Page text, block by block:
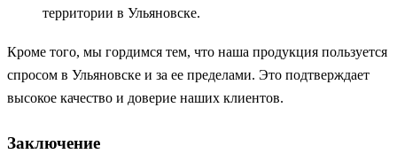
территории в Ульяновске.
Кроме того, мы гордимся тем, что наша продукция пользуется
спросом в Ульяновске и за ее пределами. Это подтверждает
высокое качество и доверие наших клиентов.
Заключение